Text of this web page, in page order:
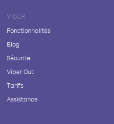
VIBER
Fonctionnalités
Blog
Sécurité
Viber Out
Tarifs
Assistance